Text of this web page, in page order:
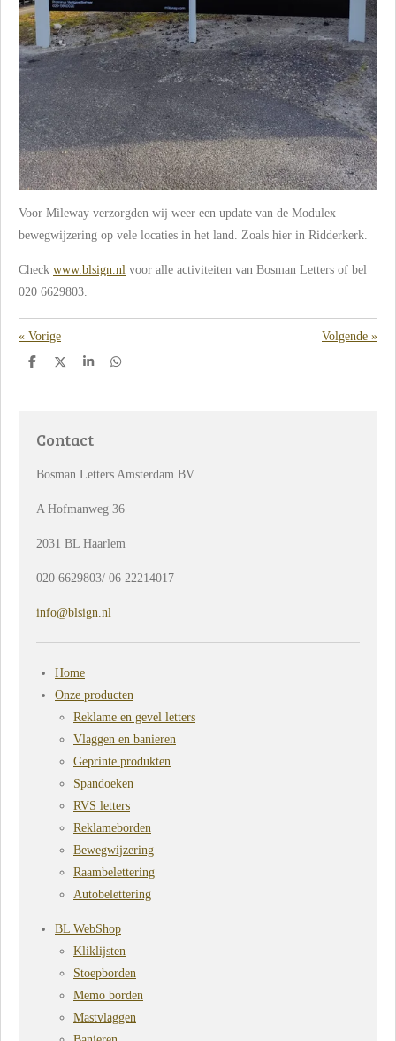
Voor Mileway verzorgden wij weer een update van de Modulex
bewegwijzering op vele locaties in het land. Zoals hier in Ridderkerk.
Check www.blsign.nl voor alle activiteiten van Bosman Letters of bel
020 6629803.
« Vorige Volgende »
D
D
S
D
Contact
Bosman Letters Amsterdam BV
A Hofmanweg 36
2031 BL Haarlem
020 6629803/ 06 22214017
info@blsign.nl
Home
Onze producten
Reklame en gevel letters
Vlaggen en banieren
Geprinte produkten
Spandoeken
RVS letters
Reklameborden
Bewegwijzering
Raambelettering
Autobelettering
BL WebShop
Kliklijsten
Stoepborden
Memo borden
Mastvlaggen